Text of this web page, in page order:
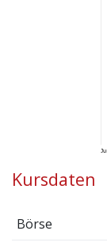
Kursdaten
Börse